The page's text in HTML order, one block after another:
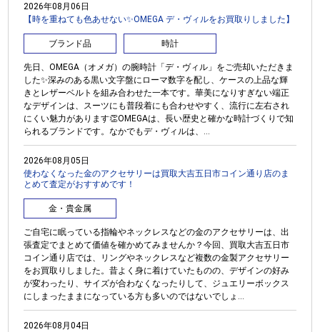
2026年08月06日
【時を重ねても色あせない✨OMEGA デ・ヴィルをお買取りしました】
ブランド品 時計
先日、OMEGA（オメガ）の腕時計「デ・ヴィル」をご売却いただきま
した✨深みのある黒い文字盤にローマ数字を配し、ケースの上品な輝
きとレザーベルトを組み合わせた一本です。華美になりすぎない端正
なデザインは、スーツにも普段着にも合わせやすく、流行に左右され
にくい魅力があります👏OMEGAは、長い歴史と確かな時計づくりで知
られるブランドです。なかでもデ・ヴィルは、...
2026年08月05日
使わなくなった金のアクセサリーは買取大吉五日市コイン通り店のま
とめて査定がおすすめです！
金・貴金属
ご自宅に眠っている指輪やネックレスなどの金のアクセサリーは、出
張査定でまとめて価値を確かめてみませんか？今回、買取大吉五日市
コイン通り店では、リングやネックレスなど複数の金製アクセサリー
をお買取りしました。昔よく身に着けていたものの、デザインの好み
が変わったり、サイズが合わなくなったりして、ジュエリーボックス
にしまったままになっている方も多いのではないでしょ...
2026年08月04日